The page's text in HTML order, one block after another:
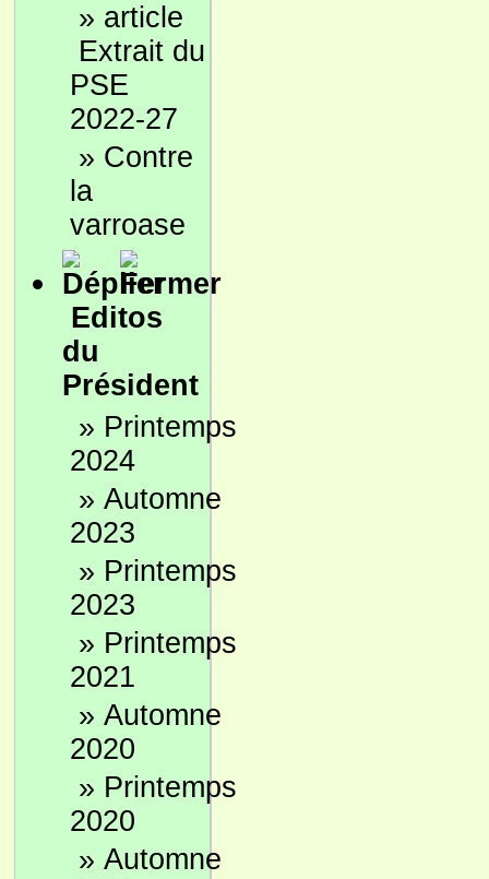
»
Extrait du
PSE
2022-27
» Contre
la
varroase
Editos
du
Président
» Printemps
2024
» Automne
2023
» Printemps
2023
» Printemps
2021
» Automne
2020
» Printemps
2020
» Automne